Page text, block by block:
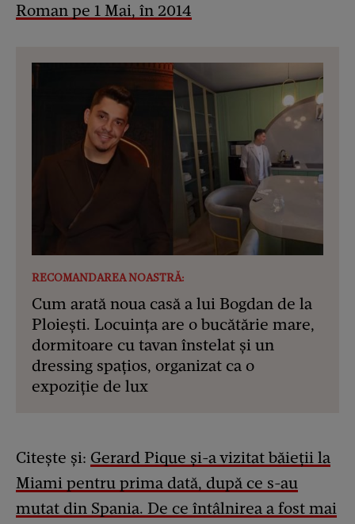
Roman pe 1 Mai, în 2014
RECOMANDAREA NOASTRĂ:
Cum arată noua casă a lui Bogdan de la
Ploiești. Locuința are o bucătărie mare,
dormitoare cu tavan înstelat și un
dressing spațios, organizat ca o
expoziție de lux
Citește și: Gerard Pique și-a vizitat băieții la
Miami pentru prima dată, după ce s-au
mutat din Spania. De ce întâlnirea a fost mai